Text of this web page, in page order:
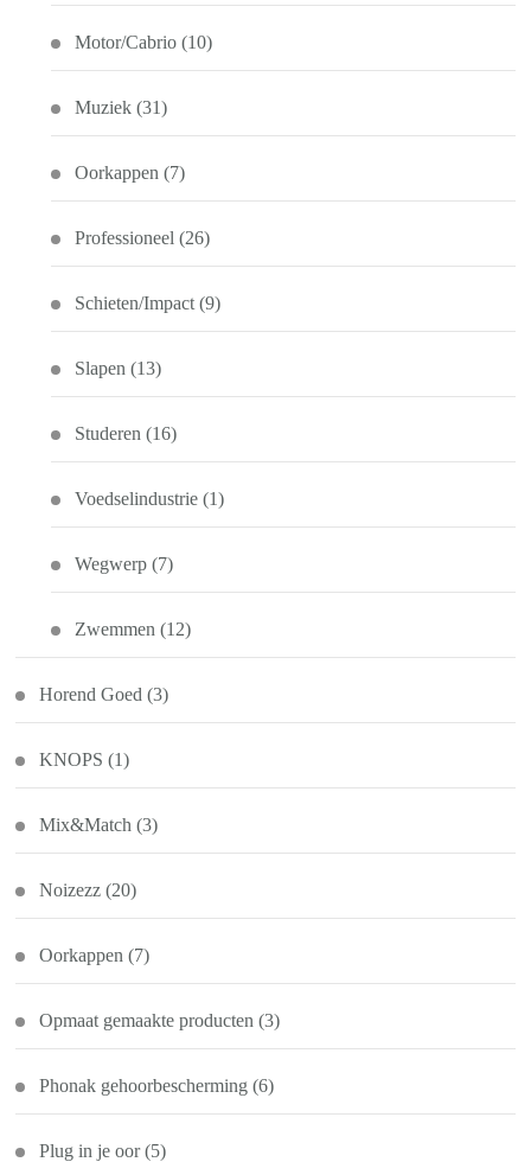
Motor/Cabrio (10)
Muziek (31)
Oorkappen (7)
Professioneel (26)
Schieten/Impact (9)
Slapen (13)
Studeren (16)
Voedselindustrie (1)
Wegwerp (7)
Zwemmen (12)
Horend Goed (3)
KNOPS (1)
Mix&Match (3)
Noizezz (20)
Oorkappen (7)
Opmaat gemaakte producten (3)
Phonak gehoorbescherming (6)
Plug in je oor (5)